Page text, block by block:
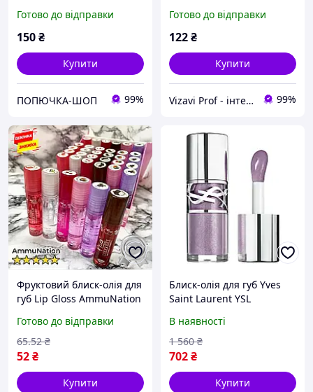
Avon True Nourishing Oil,
7 мл
Готово до відправки
150₴
Купити
ПОПЮЧКА-ШОП 99%
Готово до відправки
122₴
Купити
Vizavi Prof - інтернет-магазин професійної косметики 99%
Фруктовий блиск-олія для
губ Lip Gloss AmmuNation
полуниця кавун ваніль
вишня 7 гр.
Готово до відправки
52₴
65.52 ₴
Купити
Блиск-олія для губ Yves
Saint Laurent YSL
#01
В наявності
702₴
1 560 ₴
Купити